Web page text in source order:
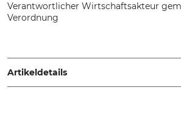
Verantwortlicher Wirtschaftsakteur
Verordnung
www.grube.de
Artikeldetails